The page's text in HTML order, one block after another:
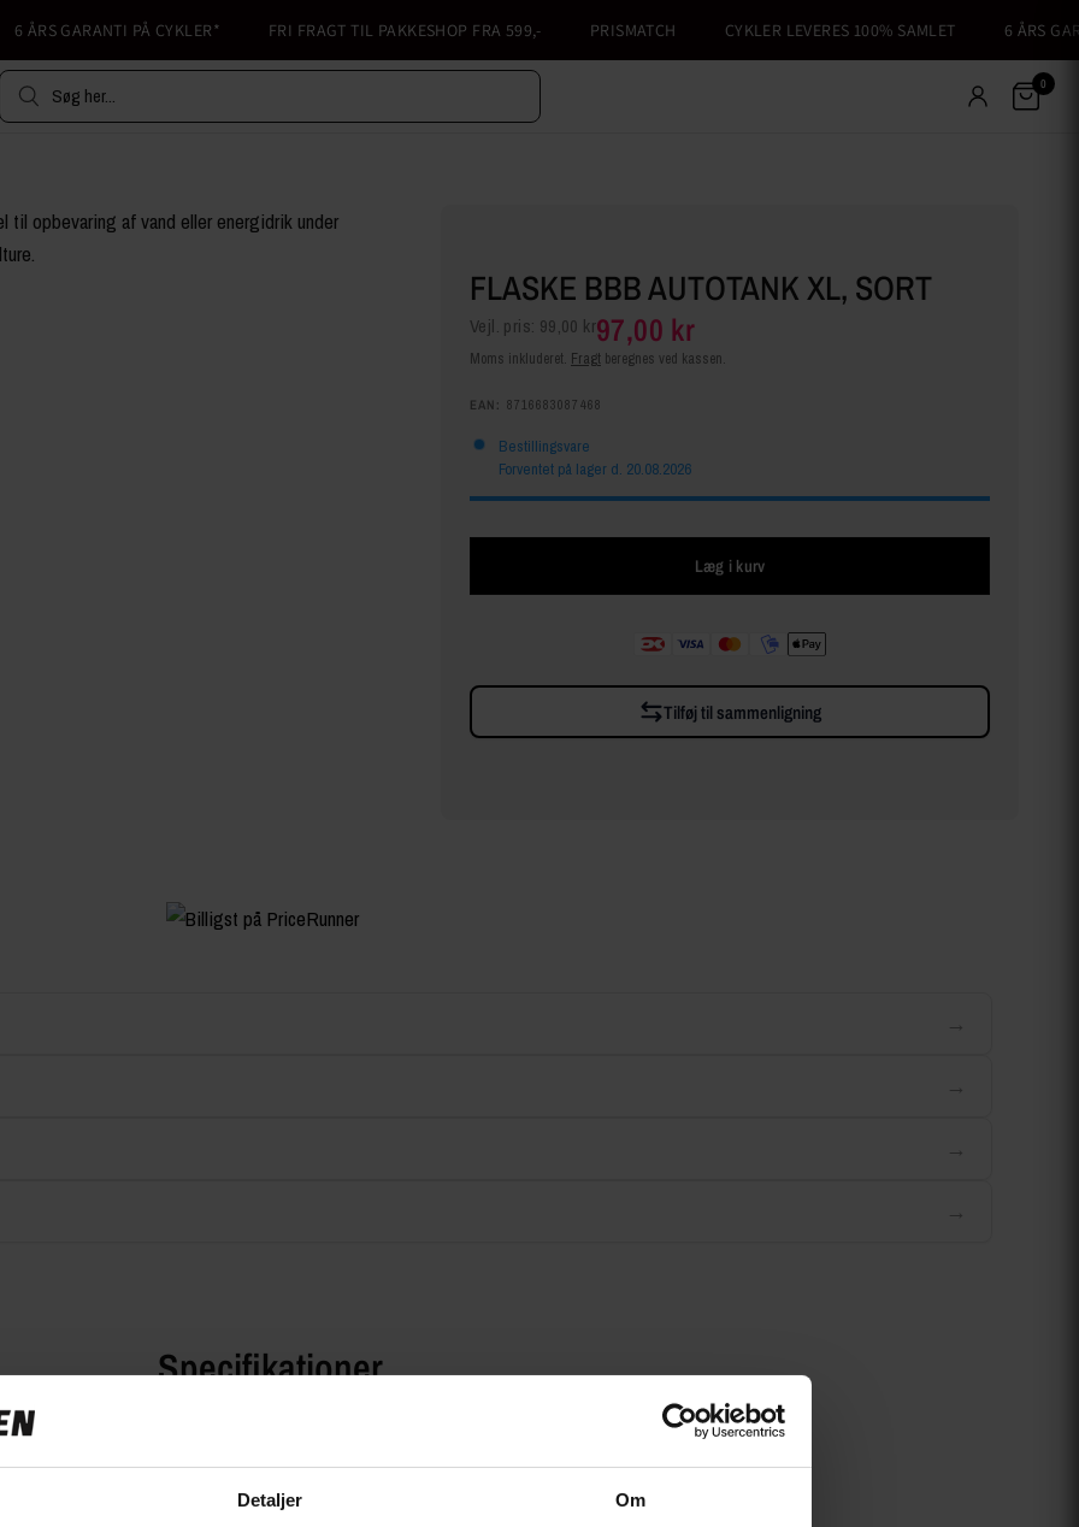
Detaljer Om
ÅRS GARANTI PÅ CYKLER* FRI FRAGT TIL PAKKESHOP FRA 599,- PRISMATCH CYKLER LEVERES 100% SAMLET 6 ÅRS
Søg her... 0
FLASKE BBB AUTOTANK XL, SORT
Vejl. pris: 99,00 kr97,00 kr
Moms inkluderet. Fragt beregnes ved kassen.
EAN: 8716683087468
Bestillingsvare
Forventet på lager d. 20.08.2026
Læg i kurv
Tilføj til sammenligning
→
→
→
→
Specifikationer